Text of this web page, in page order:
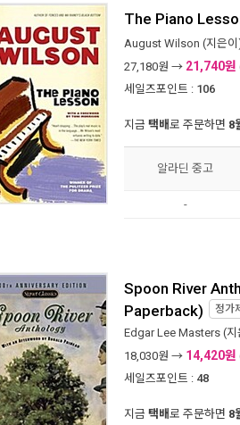
The Piano
August Wilson (지은이
27,180원 → 21,740원
세일즈포인트 : 106
지금 택배로 주문하면 8
알라딘 중고
-
Spoon River
Paperback) 정가제
Edgar Lee Masters (지
18,030원 → 14,420원
세일즈포인트 : 48
지금 택배로 주문하면 8